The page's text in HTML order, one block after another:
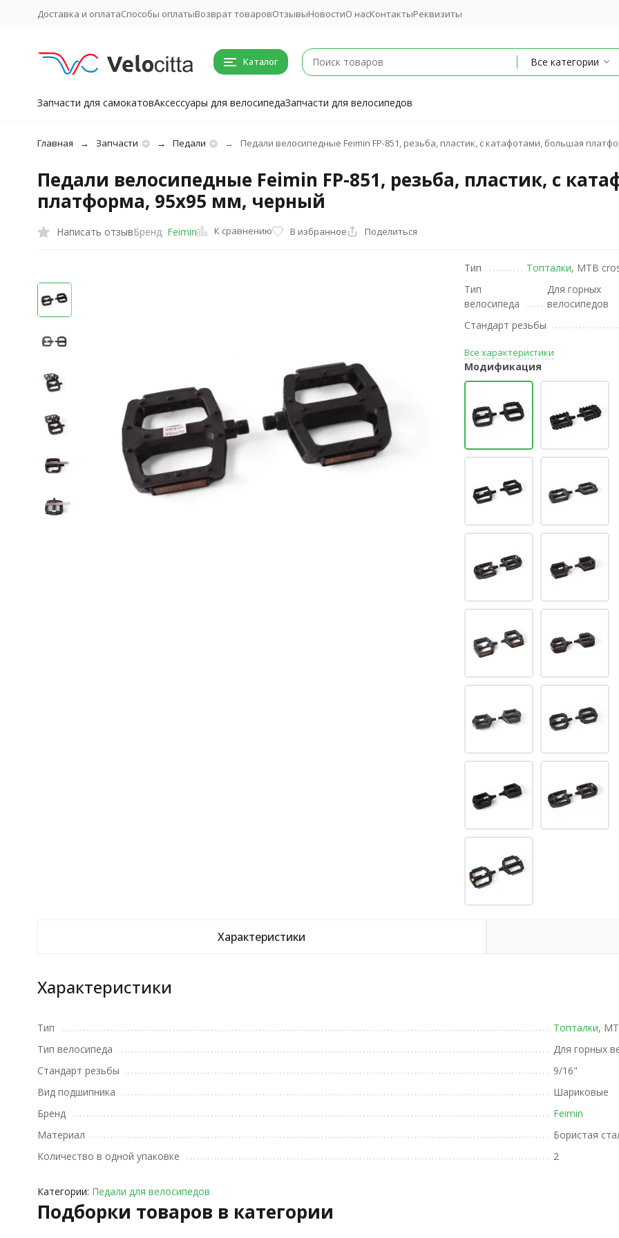
Доставка и оплатаСпособы оплатыВозврат товаровОтзывыНовостиО насКонтактыРеквизиты
Каталог Все категории
Запчасти для самокатовАксессуары для велосипедаЗапчасти для велосипедов
Главная Запчасти Педали Педали велосипедные Feimin FP-851, резьба, пластик, с катафотами, большая
Педали велосипедные Feimin FP-851, резьба, пластик, с
платформа, 95x95 мм, черный
Написать отзывБренд: Feimin К сравнению В избранное Поделиться
Тип Топталки, MTB
Тип
велосипеда
Для горных
велосипедов
Стандарт резьбы
Все характеристики
Модификация
Характеристики
Характеристики
Тип Топталки,
Тип велосипеда
Для горных
Стандарт резьбы
9/16"
Вид подшипника
Шариковые
Бренд
Feimin
Материал
Бористая
Количество в одной упаковке
2
Категории: Педали для велосипедов
Подборки товаров в категории